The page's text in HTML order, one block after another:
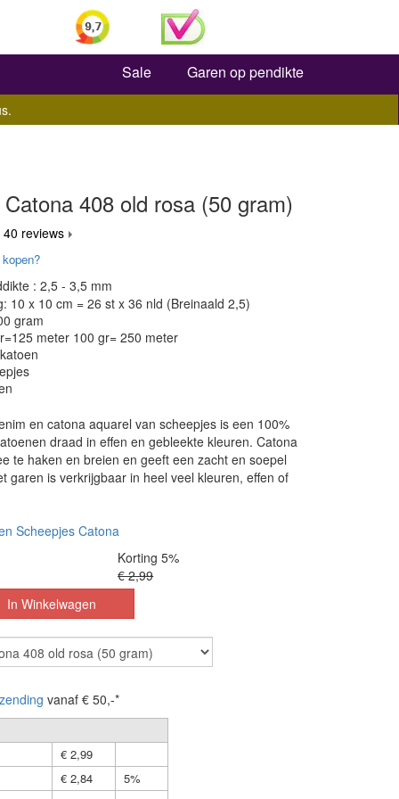
Zoeken
Sale Garen op pendikte
408 old rosa (50 gram)
40 reviews
: 2,5 - 3,5 mm
10 x 10 cm = 26 st x 36 nld (Breinaald 2,5)
gram
meter 100 gr= 250 meter
en catona aquarel van scheepjes is een 100%
draad in effen en gebleekte kleuren. Catona
te haken en breien en geeft een zacht en soepel
garen is verkrijgbaar in heel veel kleuren, effen of
Scheepjes Catona
Korting 5%
€ 2,99
vanaf € 50,-*
€ 2,99
€ 2,84
5%